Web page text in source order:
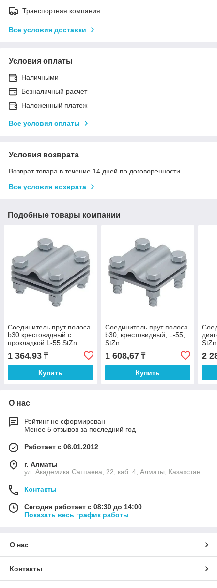
Транспортная компания
Все условия доставки
Условия оплаты
Наличными
Безналичный расчет
Наложенный платеж
Все условия оплаты
Условия возврата
Возврат товара в течение 14 дней по договоренности
Все условия возврата
Подобные товары компании
Соединитель прут полоса
b30 крестовидный с
прокладкой L-55 StZn
1 364,93 ₸
Купить
Соединитель прут полоса
b30, крестовидный, L-55,
StZn
1 608,67₸
Купить
StZn
2
О нас
Рейтинг не сформирован
Менее 5 отзывов за последний год
Работает с 06.01.2012
г. Алматы
ул. Академика Сатпаева, 22, каб. 4, Алматы, Казахстан
Контакты
Сегодня работает с 08:30 до 14:00
Показать весь график работы
О нас
Контакты